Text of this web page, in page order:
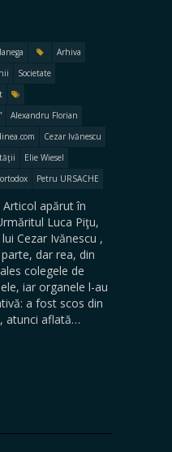
Arhiva
Societate
Alexandru Florian
Cezar Ivănescu
Elie Wiesel
ortodox Petru URSACHE
Articol apărut în
Luca Piţu,
Cezar Ivănescu ,
dar rea, din
colegele de
iar organele l-au
a fost scos din
atunci aflată…